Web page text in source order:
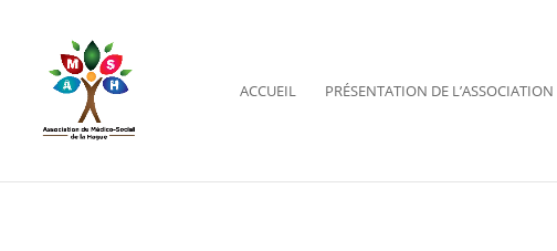
Ouvrir la barre d’outils
ACCUEIL PRÉSENTATION DE L’ASSOCIATION